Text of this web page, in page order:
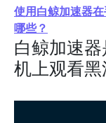
使用白鲸加速器
哪些？
白鲸加速
机上观看